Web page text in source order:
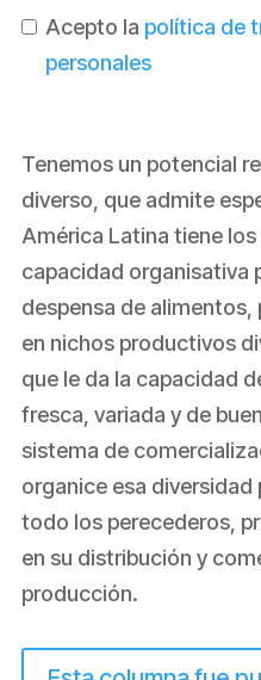
Acepto la política de
personales
Tenemos un potencial
diverso, que admite
América Latina tiene
capacidad organisativa
despensa de
en nichos productivos
que le da la capacidad
fresca, variada y de
sistema de
organice esa
todo los perecederos,
en su distribución y
producción.